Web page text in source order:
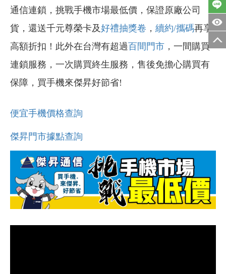
通信連鎖，挑戰手機市場最低價，保證原廠公司
貨，還送千元尊榮卡及好禮抽獎卷 ， 續約/攜碼再享
高額折扣！此外在台灣有超過百間門市 ，一間購買
連鎖服務，一次購買終生服務，售後免擔心購買有
保障，買手機來傑昇好節省!
便宜手機價格查詢
傑昇門市據點查詢